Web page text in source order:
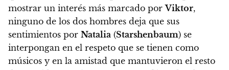
mostrar un interés más marcado porViktor,
ninguno de los dos hombres deja que sus
sentimientos por Natalia (Starshenbaum) se
interpongan en el respeto que se tienen como
músicos y en la amistad que mantuvieron el resto